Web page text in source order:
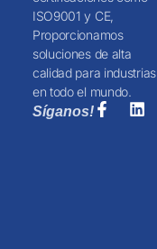
ISO9001 y CE,
Proporcionamos
soluciones de alta
calidad para industrias
en todo el mundo.
Síganos!